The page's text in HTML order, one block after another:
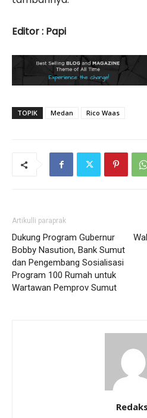
Editor : Papi
TOPIK Medan Rico Waas
Artikulli paraprak
Dukung Program Gubernur
Bobby Nasution, Bank Sumut
dan Pengembang Sosialisasi
Program 100 Rumah untuk
Wartawan Pemprov Sumut